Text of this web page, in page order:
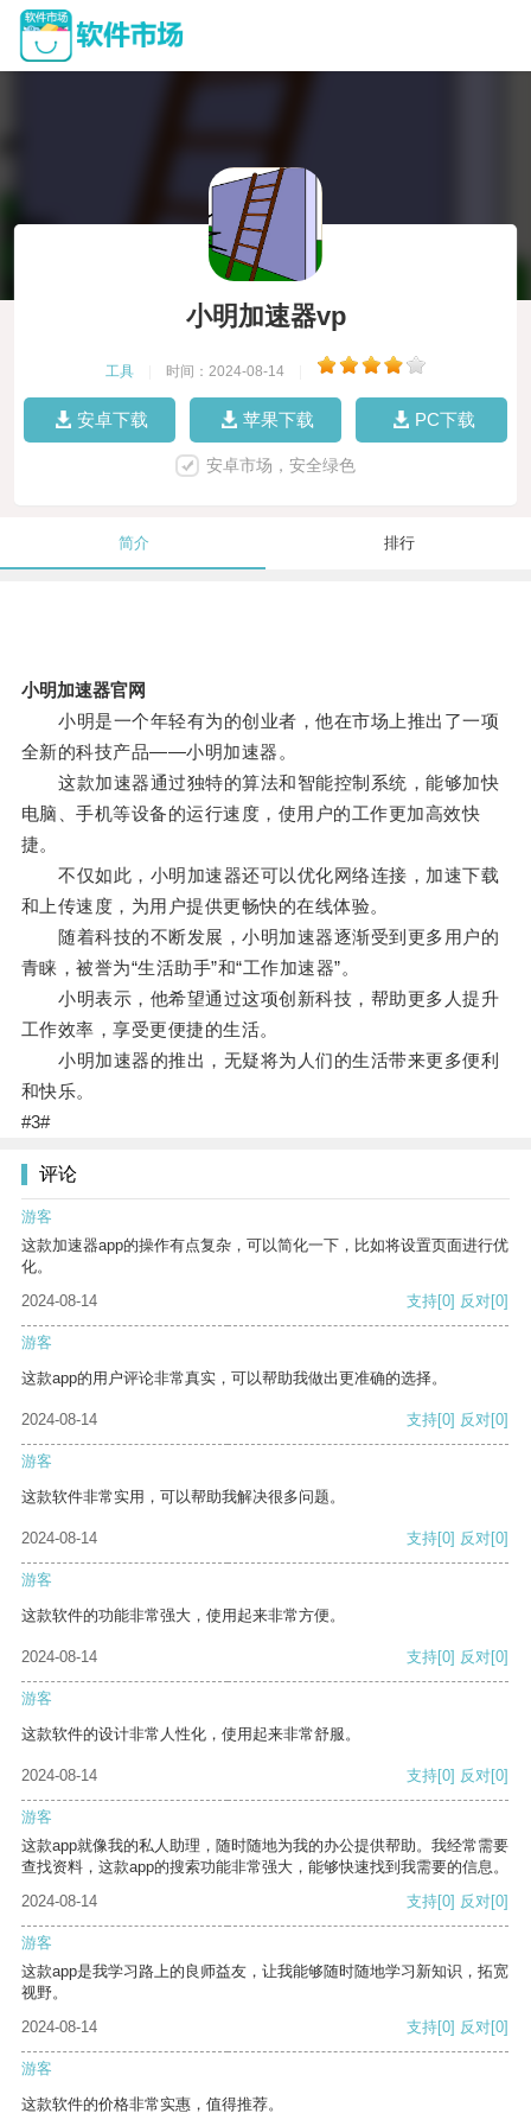
小明加速器vp
工具 时间：2024-08-14
安卓下载 苹果下载 PC下载
安卓市场，安全绿色
简介 排行
小明加速器官网
小明是一个年轻有为的创业者，他在市场上推出了一项
全新的科技产品——小明加速器。
这款加速器通过独特的算法和智能控制系统，能够加快
电脑、手机等设备的运行速度，使用户的工作更加高效快
捷。
不仅如此，小明加速器还可以优化网络连接，加速下载
和上传速度，为用户提供更畅快的在线体验。
随着科技的不断发展，小明加速器逐渐受到更多用户的
青睐，被誉为“生活助手”和“工作加速器”。
小明表示，他希望通过这项创新科技，帮助更多人提升
工作效率，享受更便捷的生活。
小明加速器的推出，无疑将为人们的生活带来更多便利
和快乐。
#3#
评论
游客
这款加速器app的操作有点复杂，可以简化一下，比如将设置页面进行优
化。
2024-08-14
支持[0] 反对[0]
游客
这款app的用户评论非常真实，可以帮助我做出更准确的选择。
2024-08-14 支持[0] 反对[0]
游客
这款软件非常实用，可以帮助我解决很多问题。
2024-08-14 支持[0] 反对[0]
游客
这款软件的功能非常强大，使用起来非常方便。
2024-08-14 支持[0] 反对[0]
游客
这款软件的设计非常人性化，使用起来非常舒服。
2024-08-14 支持[0] 反对[0]
游客
这款app就像我的私人助理，随时随地为我的办公提供帮助。我经常需要
查找资料，这款app的搜索功能非常强大，能够快速找到我需要的信息。
2024-08-14
支持[0] 反对[0]
游客
这款app是我学习路上的良师益友，让我能够随时随地学习新知识，拓宽
视野。
2024-08-14
支持[0] 反对[0]
游客
这款软件的价格非常实惠，值得推荐。